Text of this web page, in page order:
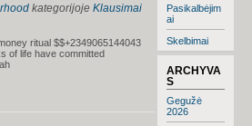
Pasikalbėjim
ai
Skelbimai
ARCHYVA
S
Gegužė
2026
kategorijoje Klausimai
ritual $$+2349065144043
of life have committed